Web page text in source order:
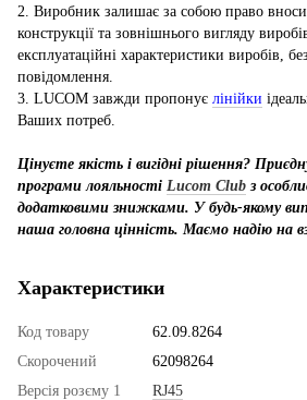
2. Виробник залишає за собою право
конструкції та зовнішнього вигляду
експлуатаційні характеристики виробів,
повідомлення.
3. LUCOM завжди пропонує лінійки
Ваших потреб.
Цінуєте якість і вигідні рішення?
програми лояльності Lucom Club з
додатковими знижками. У будь-якому
наша головна цінність. Маємо надію на
Характеристики
Код товару
62.09.8264
Скорочений
62098264
Версія розєму 1
RJ45